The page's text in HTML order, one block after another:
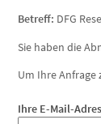
Betreff: DFG
Sie haben die
Um Ihre Anfrage
Ihre E-Mail-